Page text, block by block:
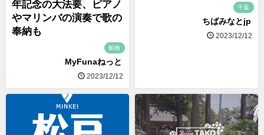
年記念の大法要、ピアノ
やマリンバの演奏で歌の
奉納も
船橋
MyFunaねっと
2023/12/12
千葉
ちばみなとjp
2023/12/12